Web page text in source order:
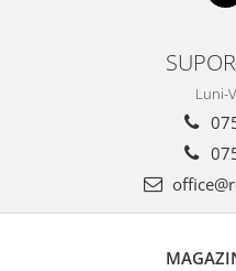
Incazire in Pardoseala
Incalzire clasica in
Teava incalzire pardoseala
PLACA NUTURI/TACKER
Grupuri de pompare si
Luni-